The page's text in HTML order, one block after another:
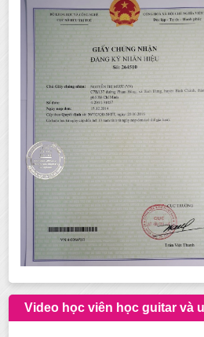
Video học viên học guitar và